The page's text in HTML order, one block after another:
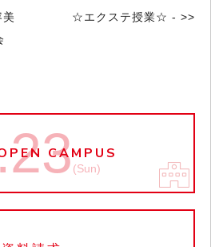
☆エクステ授業☆ - >>
CAMPUS
(Sun)